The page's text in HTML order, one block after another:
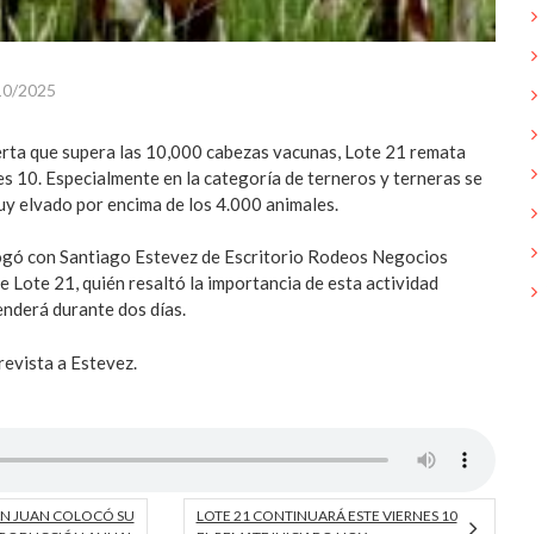
2025
que supera las 10,000 cabezas vacunas, Lote 21 remata
10. Especialmente en la categoría de terneros y terneras se
elvado por encima de los 4.000 animales.
con Santiago Estevez de Escritorio Rodeos Negocios
Lote 21, quién resaltó la importancia de esta actividad
durante dos días.
a Estevez.
JUAN COLOCÓ SU
LOTE 21 CONTINUARÁ ESTE VIERNES 10